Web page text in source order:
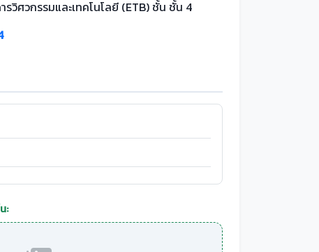
รวิศวกรรมและเทคโนโลยี (ETB) ชั้น ชั้น 4
: